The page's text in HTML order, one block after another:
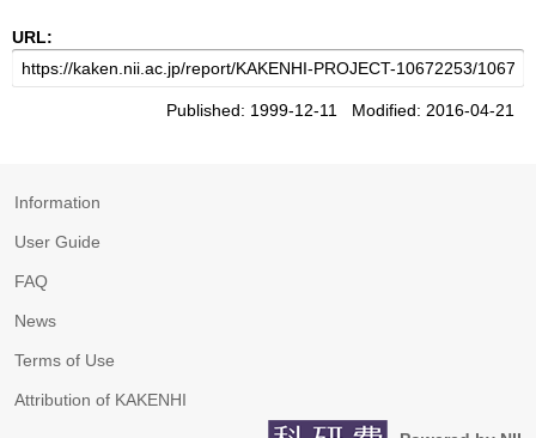
URL:
Published: 1999-12-11 Modified: 2016-04-21
Information
User Guide
FAQ
News
Terms of Use
Attribution of KAKENHI